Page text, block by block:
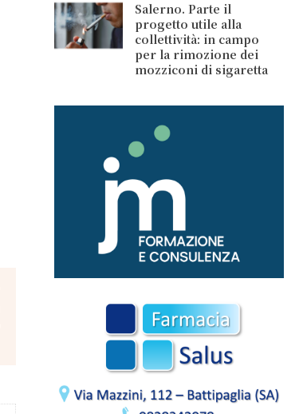
Salerno. Parte il
progetto utile alla
collettività: in campo
per la rimozione dei
mozziconi di sigaretta